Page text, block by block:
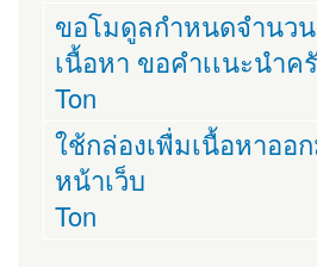
ขอโมดูลกำหนดจำนวน
เนื้อหา ขอคำเเนะนำค
Ton
ใช้กล่องเพื่มเนื้อหาออ
หน้าเว็บ
Ton